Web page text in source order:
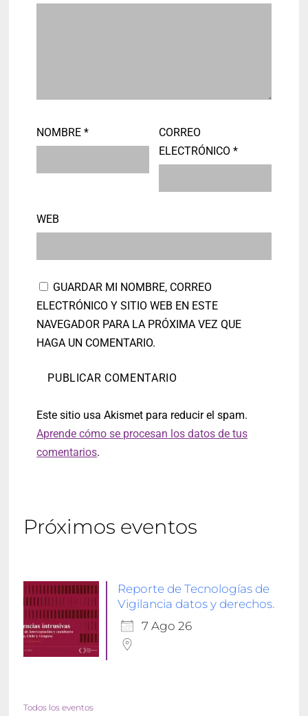
NOMBRE*
CORREO
ELECTRÓNICO *
WEB
GUARDAR MI NOMBRE, CORREO
ELECTRÓNICO Y SITIO WEB EN ESTE
NAVEGADOR PARA LA PRÓXIMA VEZ QUE
HAGA UN COMENTARIO.
Este sitio usa Akismet para reducir el spam.
Aprende cómo se procesan los datos de tus
comentarios.
Próximos eventos
Reporte de Tecnologías de
Vigilancia datos y derechos.
7 Ago 26
Todos los eventos